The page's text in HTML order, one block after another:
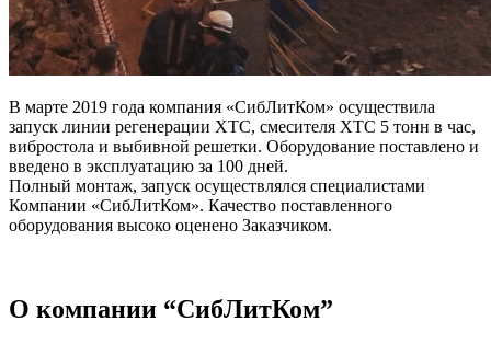
В марте 2019 года компания «СибЛитКом» осуществила
запуск линии регенерации ХТС, смесителя ХТС 5 тонн в час,
вибростола и выбивной решетки. Оборудование поставлено и
введено в эксплуатацию за 100 дней.
Полный монтаж, запуск осуществлялся специалистами
Компании «СибЛитКом». Качество поставленного
оборудования высоко оценено Заказчиком.
О компании “СибЛитКом”